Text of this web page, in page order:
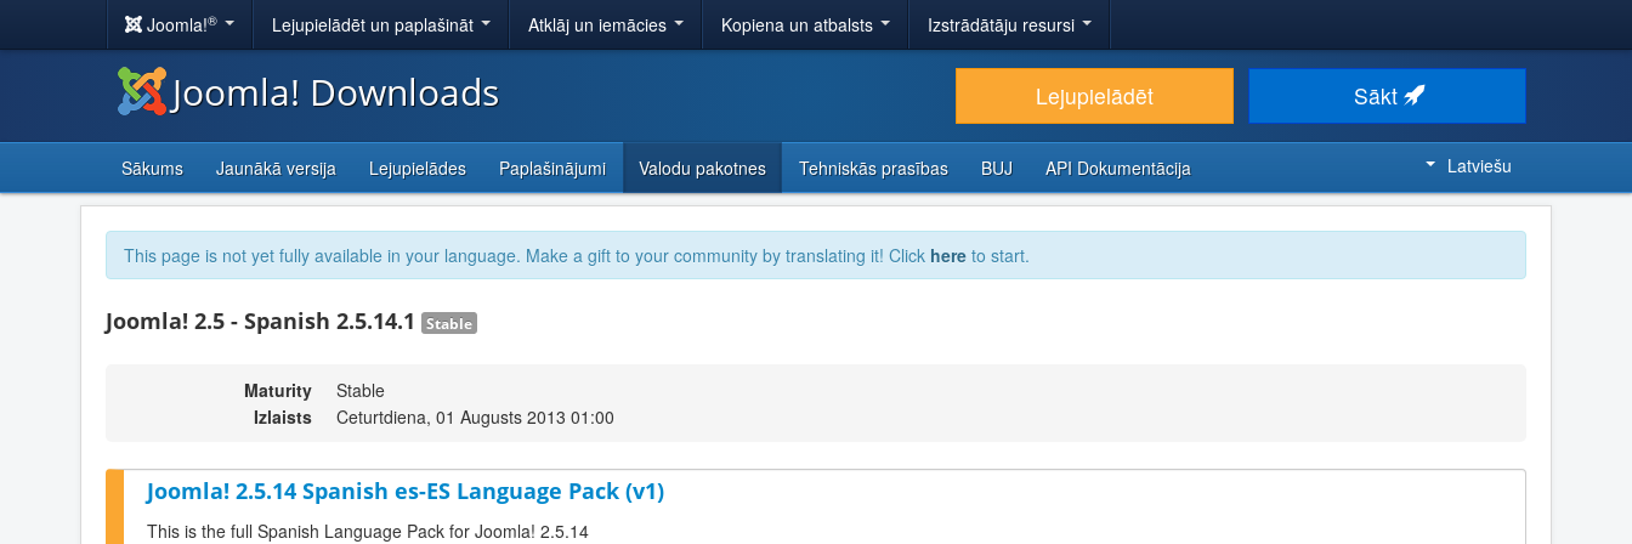
Joomla!® Lejupielādēt un paplašināt Atklāj un iemācies Kopiena un atbalsts Izstrādātāju resursi
Joomla! Downloads Lejupielādēt Sākt
Sākums Jaunākā versija Lejupielādes Paplašinājumi Valodu pakotnes Tehniskās prasības BUJ API Dokumentācija Latviešu
This page is not yet fully available in your language. Make a gift to your community by translating it! Click here to start.
Joomla! 2.5 - Spanish 2.5.14.1 Stable
Maturity
Stable
Izlaists
Ceturtdiena, 01 Augusts 2013 01:00
Joomla! 2.5.14 Spanish es-ES Language Pack (v1)
This is the full Spanish Language Pack for Joomla! 2.5.14